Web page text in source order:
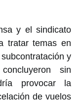
y el sindicato
tratar temas en
y
sin
provocar la
de vuelos